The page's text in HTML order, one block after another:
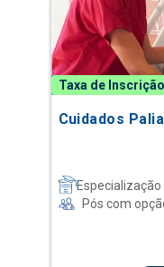
Taxa de
Cuidados
Especialização
Pós com